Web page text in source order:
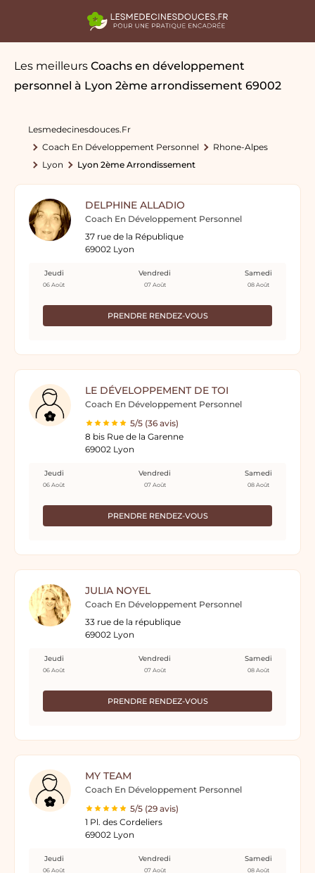
Les meilleurs Coachs en développement
personnel à Lyon 2ème arrondissement 69002
Lesmedecinesdouces.fr
Coach En Développement Personnel
Rhone-Alpes
Lyon
Lyon 2ème Arrondissement
DELPHINE ALLADIO
Coach En Développement Personnel
37 rue de la République
69002 Lyon
PRENDRE RENDEZ-VOUS
Jeudi
06 Août
Vendredi
07 Août
Samedi
08 Août
LE DÉVELOPPEMENT DE TOI
Coach En Développement Personnel
5/5 (36 avis)
8 bis Rue de la Garenne
69002 Lyon
PRENDRE RENDEZ-VOUS
Jeudi
06 Août
Vendredi
07 Août
Samedi
08 Août
JULIA NOYEL
Coach En Développement Personnel
33 rue de la république
69002 Lyon
PRENDRE RENDEZ-VOUS
Jeudi
06 Août
Vendredi
07 Août
Samedi
08 Août
MY TEAM
Coach En Développement Personnel
5/5 (29 avis)
1 Pl. des Cordeliers
69002 Lyon
Jeudi
06 Août
Vendredi
07 Août
Samedi
08 Août